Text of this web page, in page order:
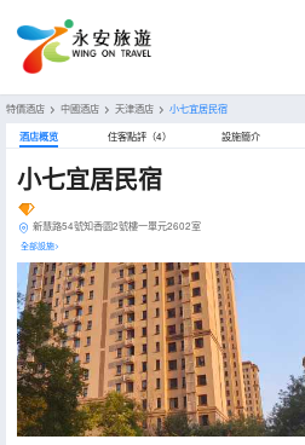
特價酒店 > 中國酒店 > 天津酒店 > 小七宜居民宿
酒店概览 住客點評（4） 設施簡介
小七宜居民宿
新慧路54號知香園2號樓一單元2602室
全部設施>